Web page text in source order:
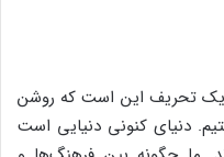
یک تحریف این است که روشن
دنیای کنونی دنیایی است